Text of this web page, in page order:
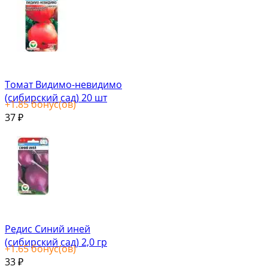
Томат Видимо-невидимо
(сибирский сад) 20 шт
+1.85бонус(ов)
37 ₽
Редис Синий иней
(сибирский сад) 2,0 гр
+1.65бонус(ов)
33 ₽